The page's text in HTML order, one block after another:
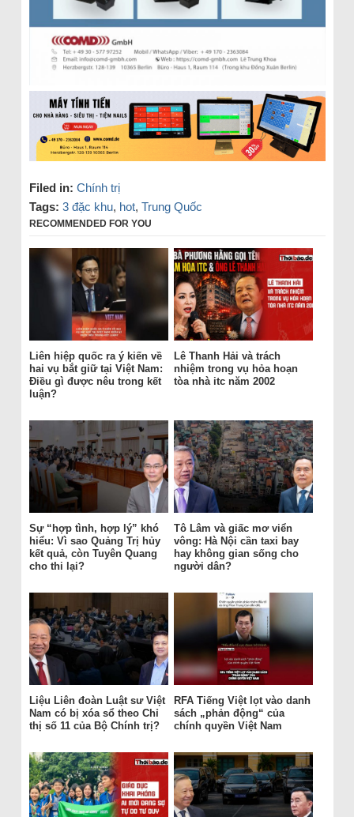
Filed in: Chính trị
Tags: 3 đặc khu, hot, Trung Quốc
RECOMMENDED FOR YOU
Liên hiệp quốc ra ý kiến về
hai vụ bắt giữ tại Việt Nam:
Điều gì được nêu trong kết
luận?
Lê Thanh Hải và trách
nhiệm trong vụ hỏa hoạn
tòa nhà itc năm 2002
Sự “hợp tình, hợp lý” khó
hiểu: Vì sao Quảng Trị hủy
kết quả, còn Tuyên Quang
cho thi lại?
Tô Lâm và giấc mơ viển
vông: Hà Nội cần taxi bay
hay không gian sống cho
người dân?
Liệu Liên đoàn Luật sư Việt
Nam có bị xóa sổ theo Chỉ
thị số 11 của Bộ Chính trị?
RFA Tiếng Việt lọt vào danh
sách „phản động“ của
chính quyền Việt Nam